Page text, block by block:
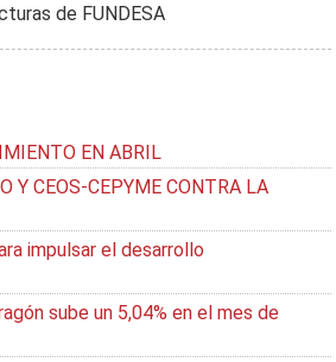
de FUNDESA
EN ABRIL
Y CEOS-CEPYME CONTRA LA
impulsar el desarrollo
sube un 5,04% en el mes de